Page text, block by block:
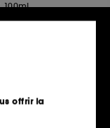
100ml
offrir la